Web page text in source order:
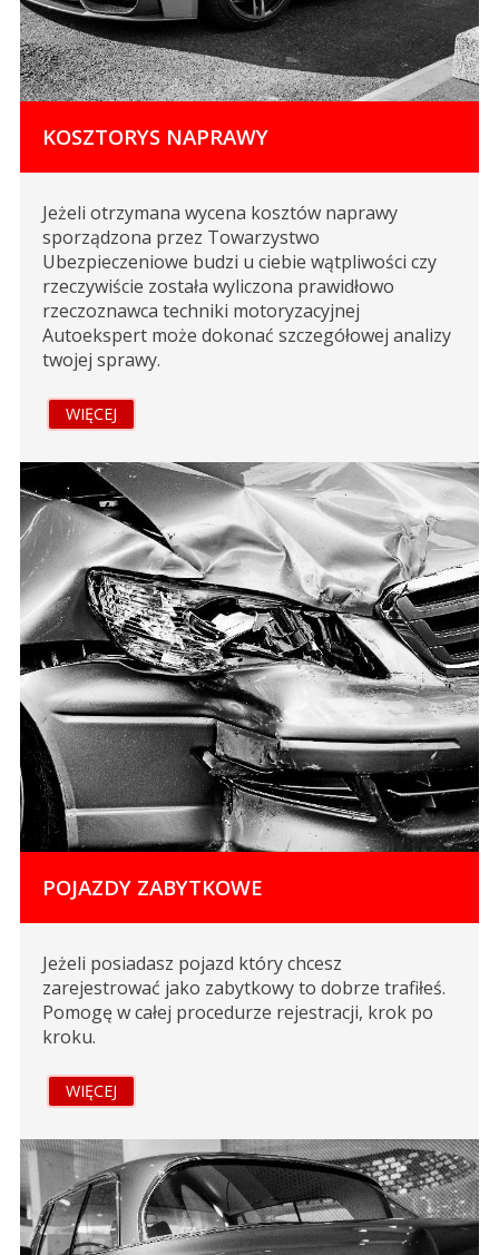
KOSZTORYS NAPRAWY
Jeżeli otrzymana wycena kosztów naprawy
sporządzona przez Towarzystwo
Ubezpieczeniowe budzi u ciebie wątpliwości czy
rzeczywiście została wyliczona prawidłowo
rzeczoznawca techniki motoryzacyjnej
Autoekspert może dokonać szczegółowej analizy
twojej sprawy.
WIĘCEJ
POJAZDY ZABYTKOWE
Jeżeli posiadasz pojazd który chcesz
zarejestrować jako zabytkowy to dobrze trafiłeś.
Pomogę w całej procedurze rejestracji, krok po
kroku.
WIĘCEJ